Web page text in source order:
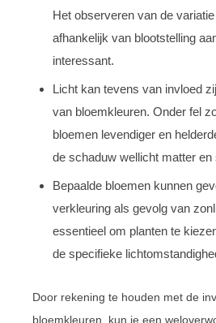
Het observeren van de
afhankelijk van blootstelling
interessant.
Licht kan tevens van invloed
van bloemkleuren. Onder fel
bloemen levendiger en
de schaduw wellicht matter en
Bepaalde bloemen kunnen
verkleuring als gevolg van
essentieel om planten te
de specifieke
Door rekening te houden met de
bloemkleuren, kun je een